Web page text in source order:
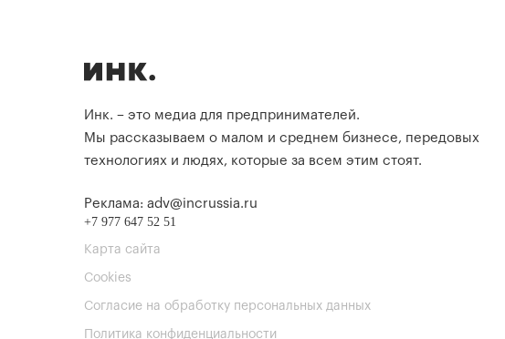
Инк. – это медиа для предпринимателей.
Мы рассказываем о малом и среднем бизнесе, передовых
технологиях и людях, которые за всем этим стоят.
Реклама: adv@incrussia.ru
+7 977 647 52 51
Карта сайта
Cookies
Согласие на обработку персональных данных
Политика конфиденциальности